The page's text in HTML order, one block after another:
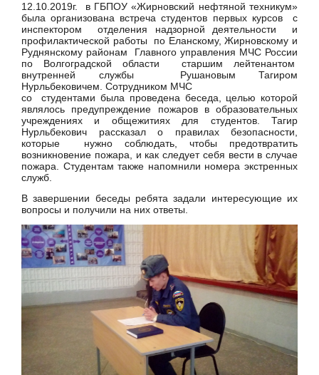
12.10.2019г. в ГБПОУ «Жирновский нефтяной техникум»
была организована встреча студентов первых курсов с
инспектором отделения надзорной деятельности и
профилактической работы по Еланскому, Жирновскому и
Руднянскому районам Главного управления МЧС России
по Волгоградской области старшим лейтенантом
внутренней службы Рушановым Тагиром
Нурльбековичем. Сотрудником МЧС
со студентами была проведена беседа, целью которой
являлось предупреждение пожаров в образовательных
учреждениях и общежитиях для студентов. Тагир
Нурльбекович рассказал о правилах безопасности,
которые нужно соблюдать, чтобы предотвратить
возникновение пожара, и как следует себя вести в случае
пожара. Студентам также напомнили номера экстренных
служб.
В завершении беседы ребята задали интересующие их
вопросы и получили на них ответы.